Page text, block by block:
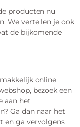
producten nu
We vertellen je ook
de bijkomende
online
bezoek een
aan het
Ga dan naar het
en ga vervolgens